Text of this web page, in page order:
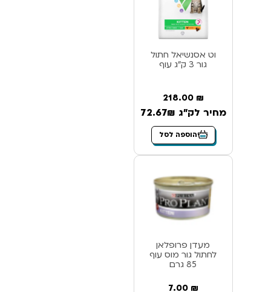
וט אסנשיאל חתול
גור 3 ק”ג עוף
218.00 ₪
מחיר לק"ג 72.67₪
הוספה לסל
מעדן פרופלאן
לחתול גור מוס עוף
85 גרם
7.00 ₪